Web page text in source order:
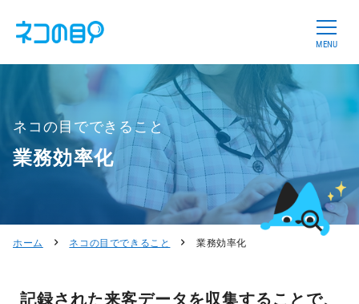
MENU
ネコの目でできること
業務効率化
ホーム ネコの目でできること 業務効率化
記録された来客データを収集することで、